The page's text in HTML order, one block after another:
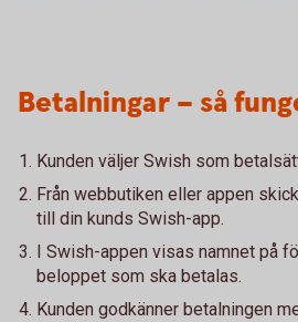
Betalningar – så
Kunden väljer Swish som
Från webbutiken eller appen
till din kunds Swish-app.
I Swish-appen visas namnet på
beloppet som ska betalas.
Kunden godkänner betalningen